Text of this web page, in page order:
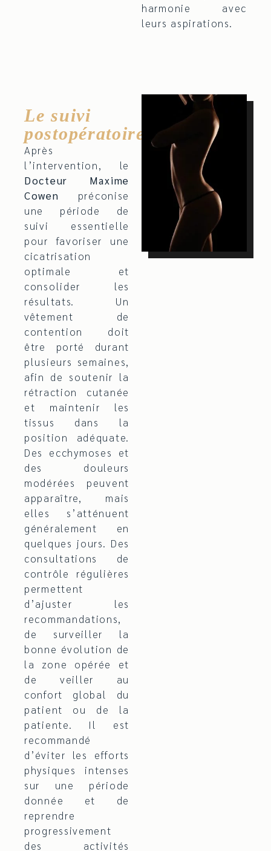
harmonie avec
leurs aspirations.
Le suivi
postopératoire
Après
l’intervention, le
Docteur Maxime
Cowen préconise
une période de
suivi essentielle
pour favoriser une
cicatrisation
optimale et
consolider les
résultats. Un
vêtement de
contention doit
être porté durant
plusieurs semaines,
afin de soutenir la
rétraction cutanée
et maintenir les
tissus dans la
position adéquate.
Des ecchymoses et
des douleurs
modérées peuvent
apparaître, mais
elles s’atténuent
généralement en
quelques jours. Des
consultations de
contrôle régulières
permettent
d’ajuster les
recommandations,
de surveiller la
bonne évolution de
la zone opérée et
de veiller au
confort global du
patient ou de la
patiente. Il est
recommandé
d’éviter les efforts
physiques intenses
sur une période
donnée et de
reprendre
progressivement
des activités